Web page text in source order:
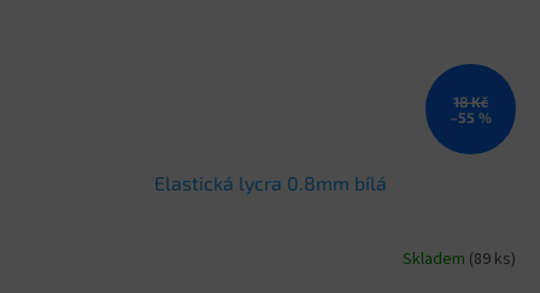
18 Kč
–55 %
Elastická lycra 0.8mm bílá
Skladem (89 ks)